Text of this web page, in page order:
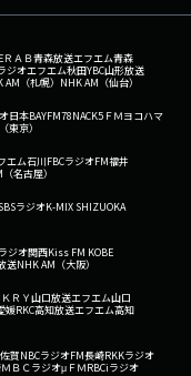
ＲＡＢ青森放送エフエム青森
ジオエフエム秋田YBC山形放送
AM（札幌） NHK AM（仙台）
日本BAYFM78NACK5 ＦＭヨコハマ
東京）
エム石川FBCラジオFM福井
名古屋）
SBSラジオK-MIX SHIZUOKA
ラジオ関西Kiss FM KOBE
送NHK AM（大阪）
ＫＲＹ山口放送エフエム山口
媛RKC高知放送エフエム高知
賀NBCラジオFM長崎RKKラジオ
ＭＢＣラジオμＦＭRBCiラジオ